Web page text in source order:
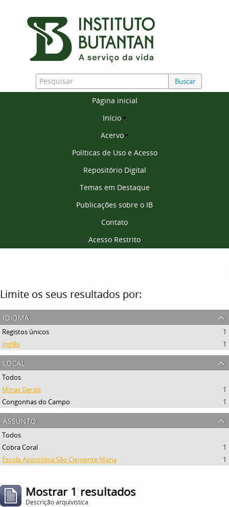
Buscar
Página inicial
Início
Acervo
Políticas de Uso e Acesso
Repositório Digital
Temas em Destaque
Publicações sobre o IB
Contato
Acesso Restrito
Limite os seus resultados por:
idioma
Registos únicos
1
Inglês
1
local
Todos
Minas Gerais
1
Congonhas do Campo
1
assunto
Todos
Cobra Coral
1
Escola Apostólica São Clemente Maria
1
Mostrar 1 resultados
Descrição arquivística